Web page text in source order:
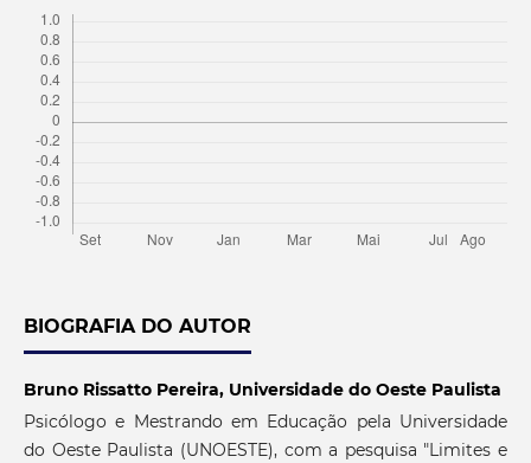
BIOGRAFIA DO AUTOR
Bruno Rissatto Pereira, Universidade do Oeste Paulista
Psicólogo e Mestrando em Educação pela Universidade
do Oeste Paulista (UNOESTE), com a pesquisa "Limites e